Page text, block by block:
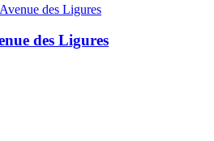
des Ligures